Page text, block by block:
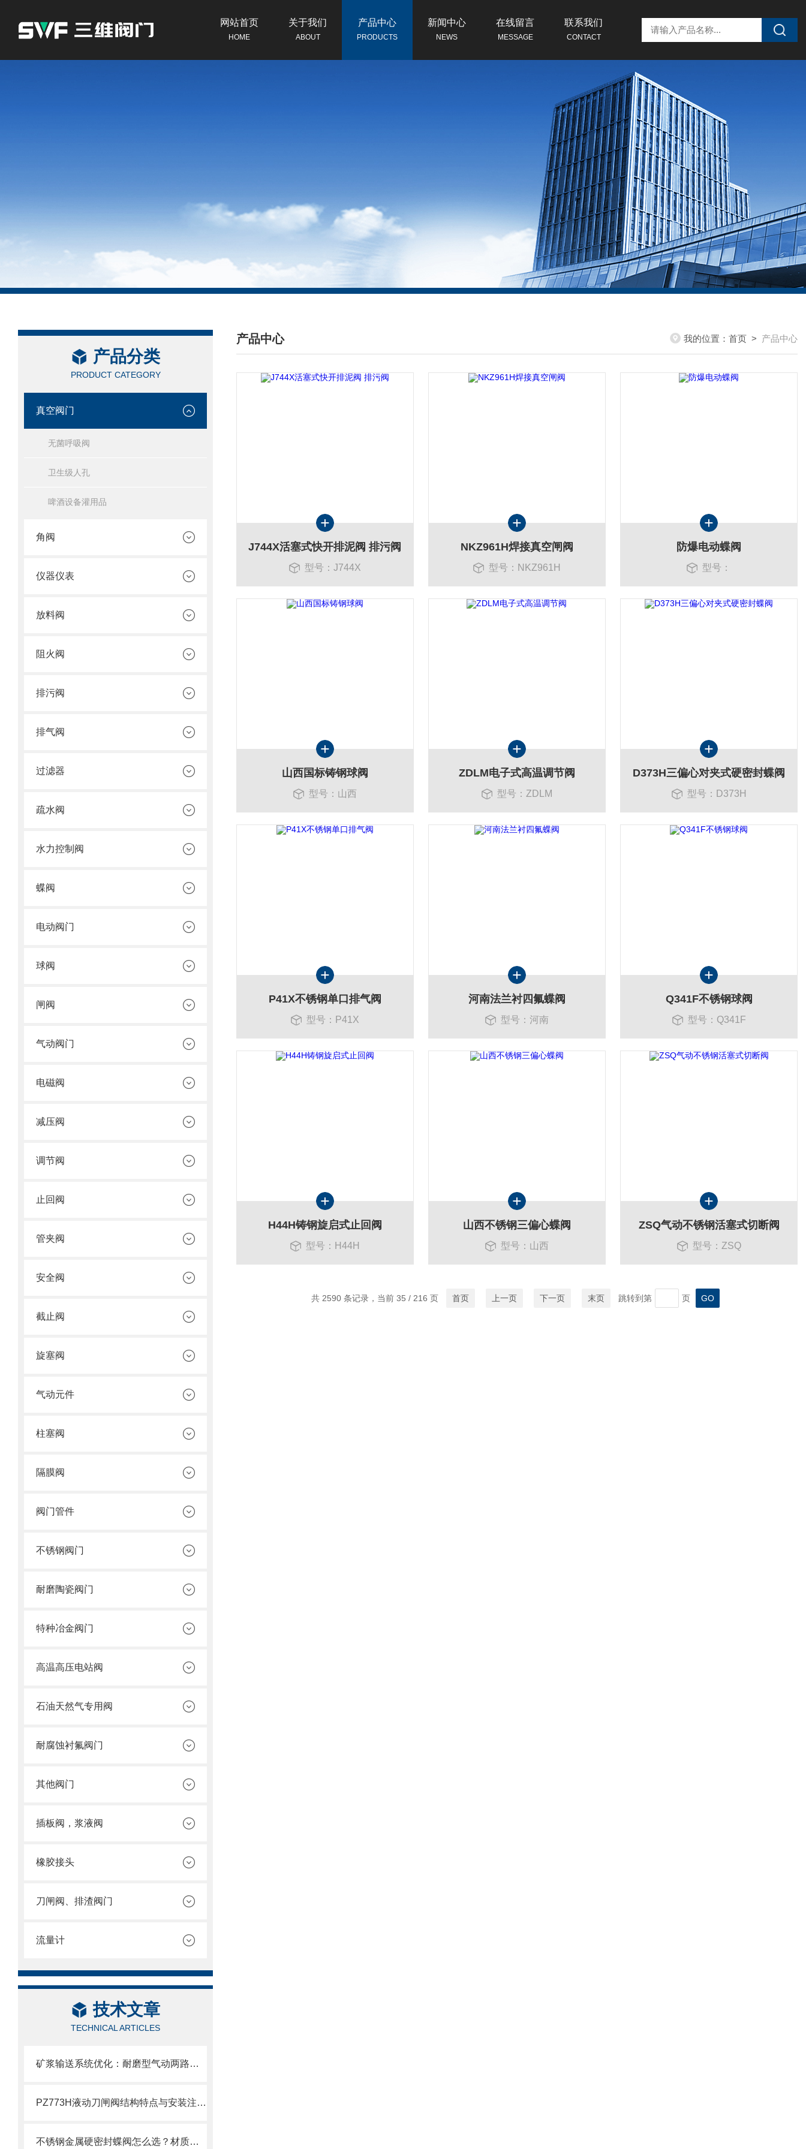
网站首页
HOME
关于我们
ABOUT
产品中心
PRODUCTS
新闻中心
NEWS
在线留言
MESSAGE
联系我们
CONTACT
产品分类
PRODUCT CATEGORY
真空阀门
无菌呼吸阀
卫生级人孔
啤酒设备灌用品
角阀
仪器仪表
放料阀
阻火阀
排污阀
排气阀
过滤器
疏水阀
水力控制阀
蝶阀
电动阀门
球阀
闸阀
气动阀门
电磁阀
减压阀
调节阀
止回阀
管夹阀
安全阀
截止阀
旋塞阀
气动元件
柱塞阀
隔膜阀
阀门管件
不锈钢阀门
耐磨陶瓷阀门
特种冶金阀门
高温高压电站阀
石油天然气专用阀
耐腐蚀衬氟阀门
其他阀门
插板阀，浆液阀
橡胶接头
刀闸阀、排渣阀门
流量计
技术文章
TECHNICAL ARTICLES
矿浆输送系统优化：耐磨型气动两路分料阀的应用实践
PZ773H液动刀闸阀结构特点与安装注意事项
不锈钢金属硬密封蝶阀怎么选？材质、压力、温度一文搞定选购指南
产品中心
/ PRODUCTS CENTER
我的位置： 首页 > 产品中心
J744X活塞式快开排泥阀 排污阀
型号：J744X
NKZ961H焊接真空闸阀
型号：NKZ961H
防爆电动蝶阀
型号：
山西国标铸钢球阀
型号：山西
ZDLM电子式高温调节阀
型号：ZDLM
D373H三偏心对夹式硬密封蝶阀
型号：D373H
P41X不锈钢单口排气阀
型号：P41X
河南法兰衬四氟蝶阀
型号：河南
Q341F不锈钢球阀
型号：Q341F
H44H铸钢旋启式止回阀
型号：H44H
山西不锈钢三偏心蝶阀
型号：山西
ZSQ气动不锈钢活塞式切断阀
型号：ZSQ
共 2590 条记录，当前 35 / 216 页 首页 上一页 下一页 末页 跳转到第 页